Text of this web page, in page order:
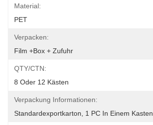
Material:
PET
Verpacken:
Film +box + Zufuhr
QTY/CTN:
8 Oder 12 Kästen
Verpackung Informationen:
Standardexportkarton, 1 PC In Einem Kasten